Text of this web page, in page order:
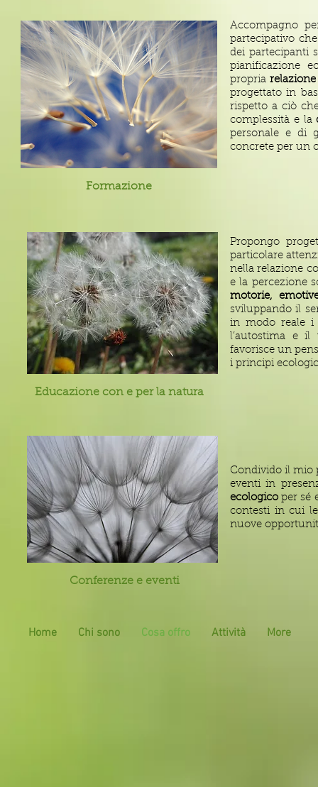
Accompagno
partecipativo
dei partecipanti
pianificazione
propria
progettato in
rispetto a ciò
complessità e la
personale e di
concrete per un
Formazione
Propongo
particolare
nella relazione
e la percezione
motorie,
sviluppando il
in modo reale i
l’autostima e il
favorisce un
i principi
Educazione con e per la natura
Condivido il mio
eventi in
ecologico per sé
contesti in cui
nuove
Conferenze e eventi
Home Chi sono Cosa offro Attività More